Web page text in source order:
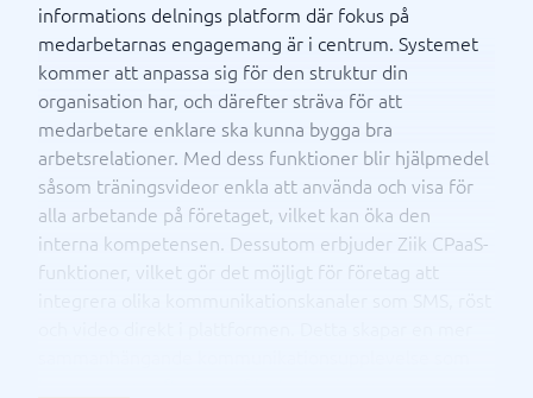
informations delnings platform där fokus på
medarbetarnas engagemang är i centrum. Systemet
kommer att anpassa sig för den struktur din
organisation har, och därefter sträva för att
medarbetare enklare ska kunna bygga bra
arbetsrelationer. Med dess funktioner blir hjälpmedel
såsom träningsvideor enkla att använda och visa för
alla arbetande på företaget, vilket kan öka den
interna kompetensen. Dessutom erbjuder Ziik CPaaS-
funktioner, vilket gör det möjligt för företag att